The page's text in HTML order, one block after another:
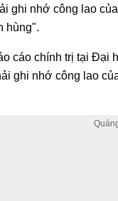
ghi nhớ công lao
hùng".
cáo chính trị tại
ghi nhớ công lao